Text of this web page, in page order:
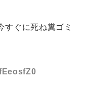
すぐに死ね糞ゴミ